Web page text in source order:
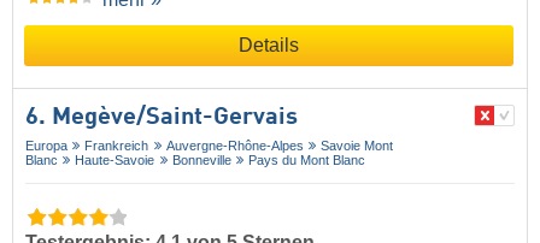
Details
6. Megève/​Saint-Gervais
Europa Frankreich Auvergne-Rhône-Alpes
Savoie Mont
Blanc
Haute-Savoie Bonneville Pays du Mont Blanc